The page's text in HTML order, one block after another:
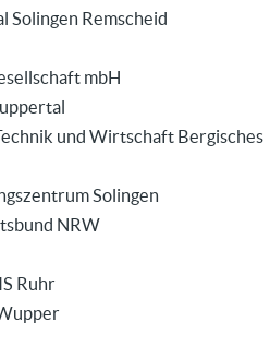
Solingen Remscheid
mbH
und Wirtschaft Bergisches
Solingen
NRW
Ruhr